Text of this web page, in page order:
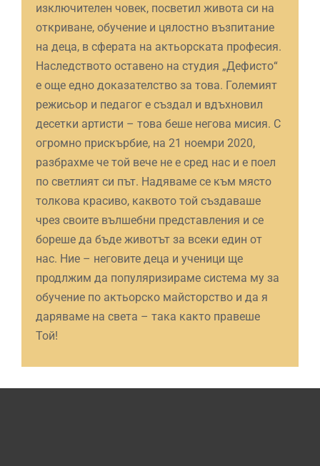
изключителен човек, посветил живота си на
откриване, обучение и цялостно възпитание
на деца, в сферата на актьорската професия.
Наследството оставено на студия „Дефисто“
е още едно доказателство за това. Големият
режисьор и педагог е създал и вдъхновил
десетки артисти – това беше негова мисия. С
огромно прискърбие, на 21 ноемри 2020,
разбрахме че той вече не е сред нас и е поел
по светлият си път. Надяваме се към място
толкова красиво, каквото той създаваше
чрез своите вълшебни представления и се
бореше да бъде животът за всеки един от
нас. Ние – неговите деца и ученици ще
продлжим да популяризираме система му за
обучение по актьорско майсторство и да я
даряваме на света – така както правеше
Той!